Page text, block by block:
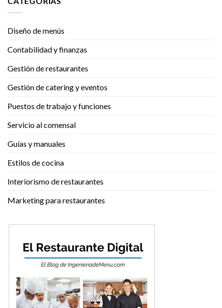
Diseño de menús
Contabilidad y finanzas
Gestión de restaurantes
Gestión de catering y eventos
Puestos de trabajo y funciones
Servicio al comensal
Guías y manuales
Estilos de cocina
Interiorismo de restaurantes
Marketing para restaurantes